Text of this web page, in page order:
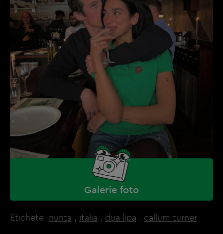
Galerie foto
Etichete: nunta , italia , dua lipa , callum turner